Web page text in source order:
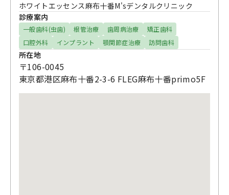
ホワイトエッセンス麻布十番M'sデンタルクリニック
診療案内
一般歯科(虫歯) 根管治療 歯周病治療
矯正歯科
口腔外科
インプラント 顎関節症治療 訪問歯科
所在地
〒106-0045
東京都港区麻布十番2-3-6 FLEG麻布十番primo5F